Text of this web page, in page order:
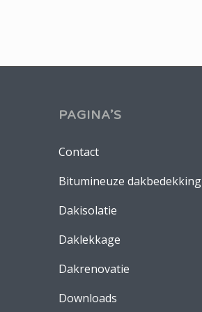
PAGINA’S
Contact
Bitumineuze dakbedekking
Dakisolatie
Daklekkage
Dakrenovatie
Downloads